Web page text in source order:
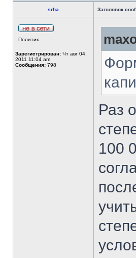
srha Заголовок
Политик
Зарегистрирован: Чт авг 04,
2011 11:04 am
Сообщения: 798
Раз
100